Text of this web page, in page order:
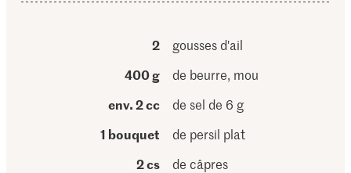
2
gousses d'ail
400 g
de beurre, mou
env. 2 cc
de sel de 6 g
1 bouquet
de persil plat
2 cs
de câpres